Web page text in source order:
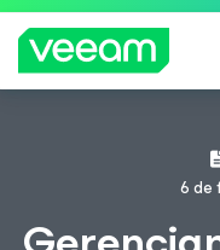
Orientações da
pela atualização
MAIS
6 de